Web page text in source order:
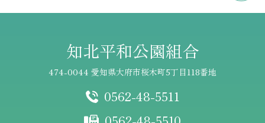
知北平和公園組合
474-0044 愛知県大府市桜木町5丁目118番地
0562-48-5511